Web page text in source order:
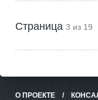
Страница 3 из 19
О ПРОЕКТЕ /